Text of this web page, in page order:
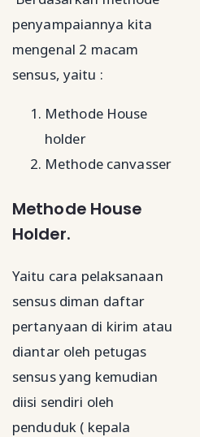
penyampaiannya kita
mengenal 2 macam
sensus, yaitu :
Methode House
holder
Methode canvasser
Methode House
Holder.
Yaitu cara pelaksanaan
sensus diman daftar
pertanyaan di kirim atau
diantar oleh petugas
sensus yang kemudian
diisi sendiri oleh
penduduk ( kepala